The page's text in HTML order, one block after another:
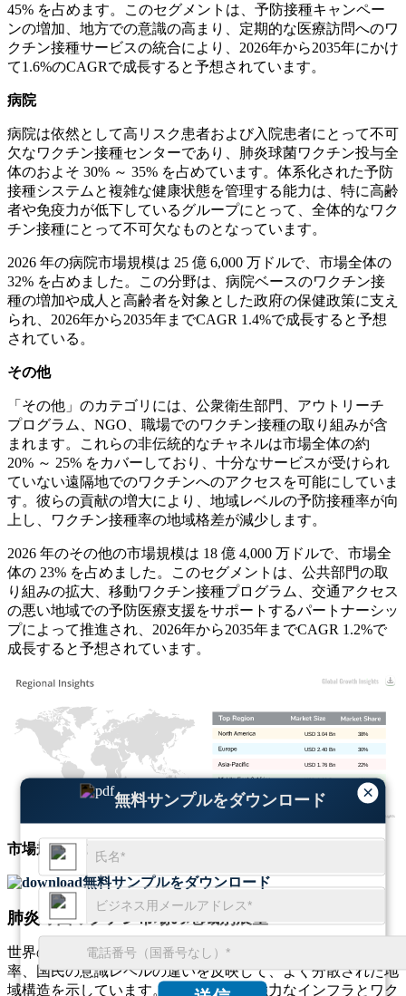
×
無料サンプルをダウンロード
45% を占めます。このセグメントは、予防接種キャンペー
ンの増加、地方での意識の高まり、定期的な医療訪問へのワ
クチン接種サービスの統合により、2026年から2035年にかけ
て1.6%のCAGRで成長すると予想されています。
病院
病院は依然として高リスク患者および入院患者にとって不可
欠なワクチン接種センターであり、肺炎球菌ワクチン投与全
体のおよそ 30% ～ 35% を占めています。体系化された予防
接種システムと複雑な健康状態を管理する能力は、特に高齢
者や免疫力が低下しているグループにとって、全体的なワク
チン接種にとって不可欠なものとなっています。
2026 年の病院市場規模は 25 億 6,000 万ドルで、市場全体の
32% を占めました。この分野は、病院ベースのワクチン接
種の増加や成人と高齢者を対象とした政府の保健政策に支え
られ、2026年から2035年までCAGR 1.4%で成長すると予想
されている。
その他
「その他」のカテゴリには、公衆衛生部門、アウトリーチ
プログラム、NGO、職場でのワクチン接種の取り組みが含
まれます。これらの非伝統的なチャネルは市場全体の約
20% ～ 25% をカバーしており、十分なサービスが受けられ
ていない遠隔地でのワクチンへのアクセスを可能にしていま
す。彼らの貢献の増大により、地域レベルの予防接種率が向
上し、ワクチン接種率の地域格差が減少します。
2026 年のその他の市場規模は 18 億 4,000 万ドルで、市場全
体の 23% を占めました。このセグメントは、公共部門の取
り組みの拡大、移動ワクチン接種プログラム、交通アクセス
の悪い地域での予防医療支援をサポートするパートナーシッ
プによって推進され、2026年から2035年までCAGR 1.2%で
成長すると予想されています。
10%
USD 0.80 Bn
22%
USD 1.76 Bn
30%
USD 2.40 Bn
38%
USD 3.04 Bn
市場規模と 成長動向
無料サンプルをダウンロード
肺炎球菌ワクチン市場の地域別展望
世界の肺炎球菌ワクチン市場は、医療制度、ワクチン接種
率、国民の意識レベルの違いを反映して、よく分散された地
域構造を示しています。先進国市場は強力なインフラとワク